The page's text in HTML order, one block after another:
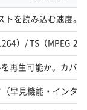
トを読み込む速度。
）/ TS（MPEG-2
を再生可能か。カバ
早見機能・インタ